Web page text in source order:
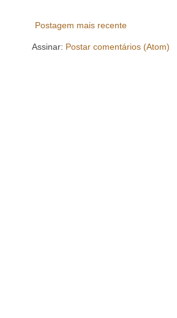
Postagem mais recente
Assinar: Postar comentários (Atom)